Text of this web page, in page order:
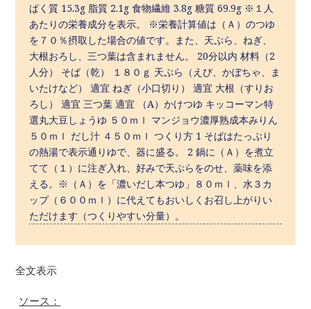
ぱく質 15.3g 脂質 2.1g 食物繊維 3.8g 糖質 69.9g ※１人
あたりの栄養成分を表示。 ※栄養計算値は（Ａ）のつゆ
を７０％摂取した場合の値です。また、天ぷら、ねぎ、
大根おろし、三つ葉は含まれません。 20分以内 材料（2
人分） そば（乾） １８０ｇ 天ぷら（えび、かぼちゃ、ま
いたけなど） 適宜 ねぎ（小口切り） 適宜 大根（すりお
ろし） 適宜 三つ葉 適宜 （A）かけつゆ キッコーマン特
選丸大豆しょうゆ ５０ｍｌ マンジョウ濃厚熟成本みりん
５０ｍｌ だし汁 ４５０ｍｌ つくり方 1 そばはたっぷり
の熱湯で表示通りゆで、器に盛る。 2 鍋に（Ａ）を煮立
てて（１）に注ぎ入れ、好みで天ぷらをのせ、薬味を添
える。※（Ａ）を「濃いだし本つゆ」８０ｍｌ、水３カ
ップ（６００ｍｌ）に代えてもおいしくお召し上がりい
ただけます（つくりやすい分量）。
全文表示
ソース：